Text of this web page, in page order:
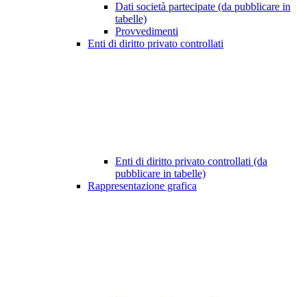
Dati società partecipate (da pubblicare in
tabelle)
Provvedimenti
Enti di diritto privato controllati
Enti di diritto privato controllati (da
pubblicare in tabelle)
Rappresentazione grafica